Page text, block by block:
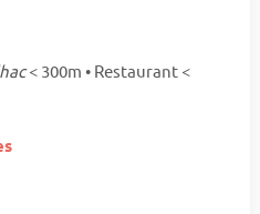
< 300m • Restaurant <